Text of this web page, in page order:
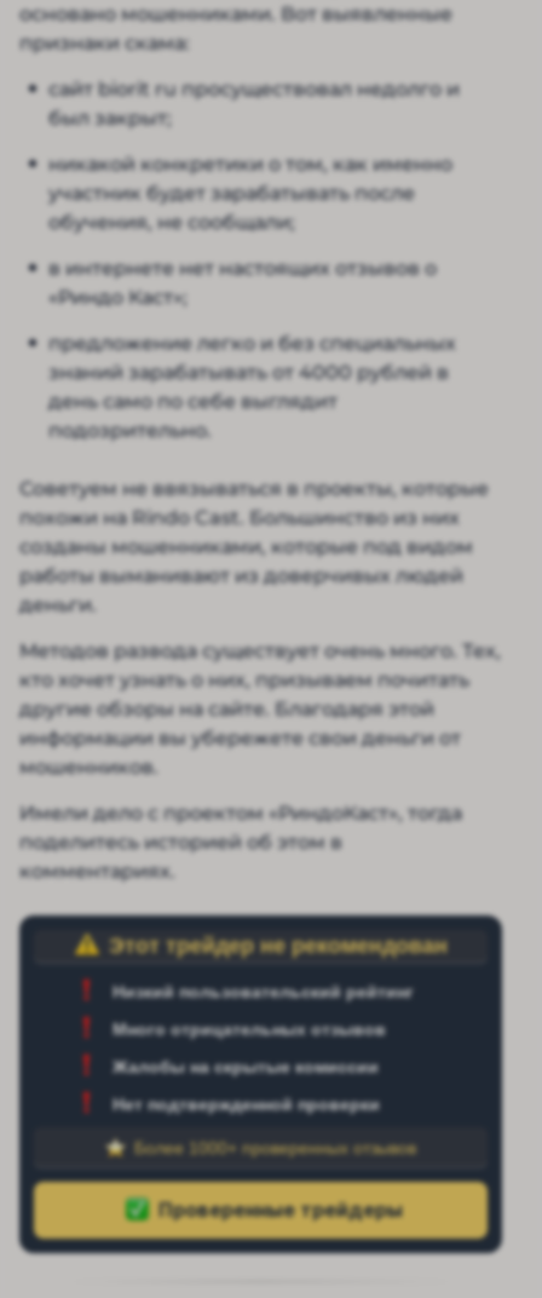
основано мошенниками. Вот выявленные
признаки скама:
сайт biorit ru просуществовал недолго и
был закрыт;
никакой конкретики о том, как именно
участник будет зарабатывать после
обучения, не сообщали;
в интернете нет настоящих отзывов о
«Риндо Каст»;
предложение легко и без специальных
знаний зарабатывать от 4000 рублей в
день само по себе выглядит
подозрительно.
Советуем не ввязываться в проекты, которые
похожи на Rindo Cast. Большинство из них
созданы мошенниками, которые под видом
работы выманивают из доверчивых людей
деньги.
Методов развода существует очень много. Тех,
кто хочет узнать о них, призываем почитать
другие обзоры на сайте. Благодаря этой
информации вы убережете свои деньги от
мошенников.
Имели дело с проектом «РиндоКаст», тогда
поделитесь историей об этом в
комментариях.
Этот трейдер не рекомендован
Низкий пользовательский рейтинг
Много отрицательных отзывов
Жалобы на скрытые комиссии
Нет подтвержденной проверки
Более 1000+ проверенных отзывов